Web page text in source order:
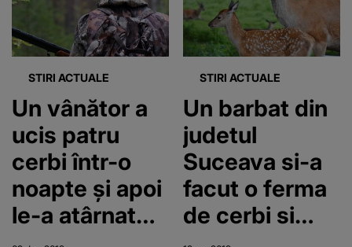
STIRI ACTUALE
Un vânător a
ucis patru
cerbi într-o
noapte și apoi
le-a atârnat
STIRI ACTUALE
Un barbat din
judetul
Suceava si-a
facut o ferma
de cerbi si